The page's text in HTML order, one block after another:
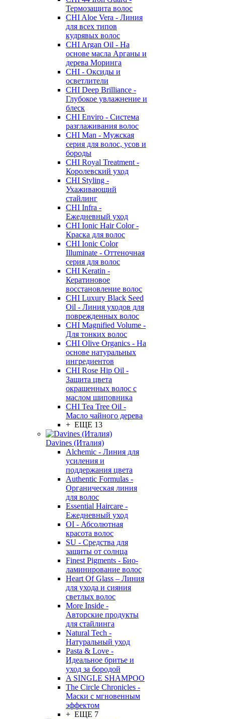
Термозащита волос
CHI Aloe Vera - Линия
для всех типов
кудрявых волос
CHI Argan Oil - На
основе масла Арганы и
дерева Моринга
CHI - Оксиды и
осветлители
CHI Deep Brilliance -
Глубокое увлажнение и
блеск
CHI Enviro - Система
разглаживания волос
CHI Man - Мужская
серия для волос, усов и
бороды
CHI Royal Treatment -
Королевский уход
CHI Styling -
Ухаживающий
стайлинг
CHI Infra -
Ежедневный уход
CHI Ionic Hair Color -
Краска для волос
CHI Ionic Color
Illuminate - Оттеночная
серия для волос
CHI Keratin -
Кератиновое
восстановление волос
CHI Luxury Black Seed
Oil - Линия уходов для
поврежденных волос
CHI Magnified Volume -
Для тонких волос
CHI Olive Organics - На
основе натуральных
ингредиентов
CHI Rose Hip Oil -
Защита цвета
окрашенных волос с
маслом шиповника
CHI Tea Tree Oil -
Масло чайного дерева
+ ЕЩЕ 13
Davines (Италия)
Alchemic - Линия для
усиления и
поддержания цвета
Authentic Formulas -
Органическая линия
для волос
Essential Haircare -
Eжедневный уход
OI - Абсолютная
красота волос
SU - Средства для
защиты от солнца
Finest Pigments - Био-
ламинирование волос
Heart Of Glass – Линия
для ухода и сияния
светлых волос
More Inside -
Авторские продукты
для стайлинга
Natural Tech -
Натуральный уход
Pasta & Love -
Идеальное бритье и
уход за бородой
A SINGLE SHAMPOO
The Circle Chronicles -
Маски с мгновенным
эффектом
+ ЕЩЕ 7